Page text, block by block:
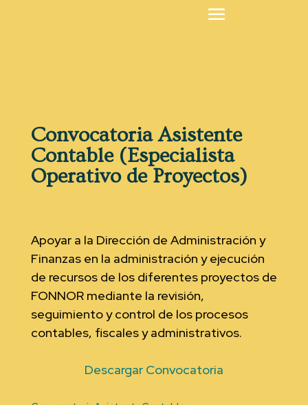
Convocatoria Asistente
Contable (Especialista
Operativo de Proyectos)
Apoyar a la Dirección de Administración y
Finanzas en la administración y ejecución
de recursos de los diferentes proyectos de
FONNOR mediante la revisión,
seguimiento y control de los procesos
contables, fiscales y administrativos.
Descargar Convocatoria